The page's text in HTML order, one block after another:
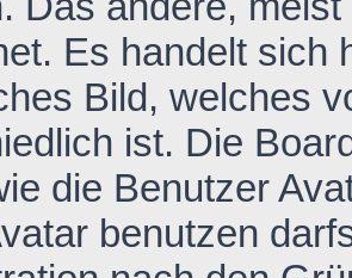
Es handelt sich
Bild, welches
ist. Die
die Benutzer
benutzen